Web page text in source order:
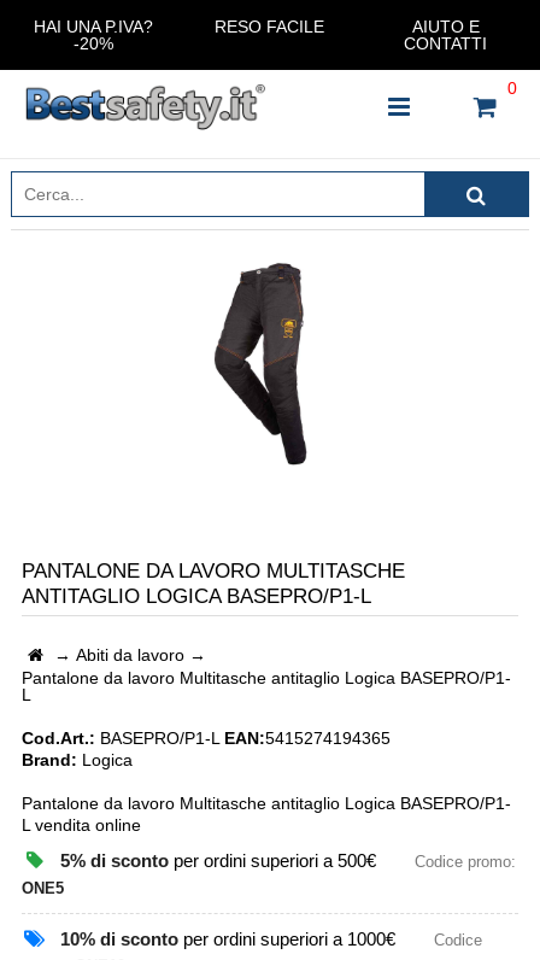
HAI UNA P.IVA?
-20%
RESO FACILE
AIUTO E
CONTATTI
0
INSERISCI IL NOME DEL PRODOTTO CHE STAI
CERCANDO
CHIUDI RICERCA
PANTALONE DA LAVORO MULTITASCHE
ANTITAGLIO LOGICA BASEPRO/P1-L
→ Abiti da lavoro→
Pantalone da lavoro Multitasche antitaglio Logica BASEPRO/P1-
L
Cod.Art.: BASEPRO/P1-L EAN:5415274194365
Brand: Logica
Pantalone da lavoro Multitasche antitaglio Logica BASEPRO/P1-
L vendita online
5% di scontoper ordini superiori a 500€
Codice promo:
ONE5
10% di scontoper ordini superiori a 1000€
Codice